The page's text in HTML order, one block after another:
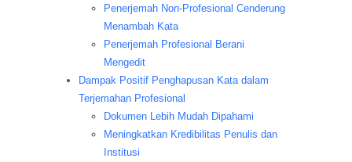
Penerjemah Non-Profesional Cenderung
Menambah Kata
Penerjemah Profesional Berani
Mengedit
Dampak Positif Penghapusan Kata dalam
Terjemahan Profesional
Dokumen Lebih Mudah Dipahami
Meningkatkan Kredibilitas Penulis dan
Institusi